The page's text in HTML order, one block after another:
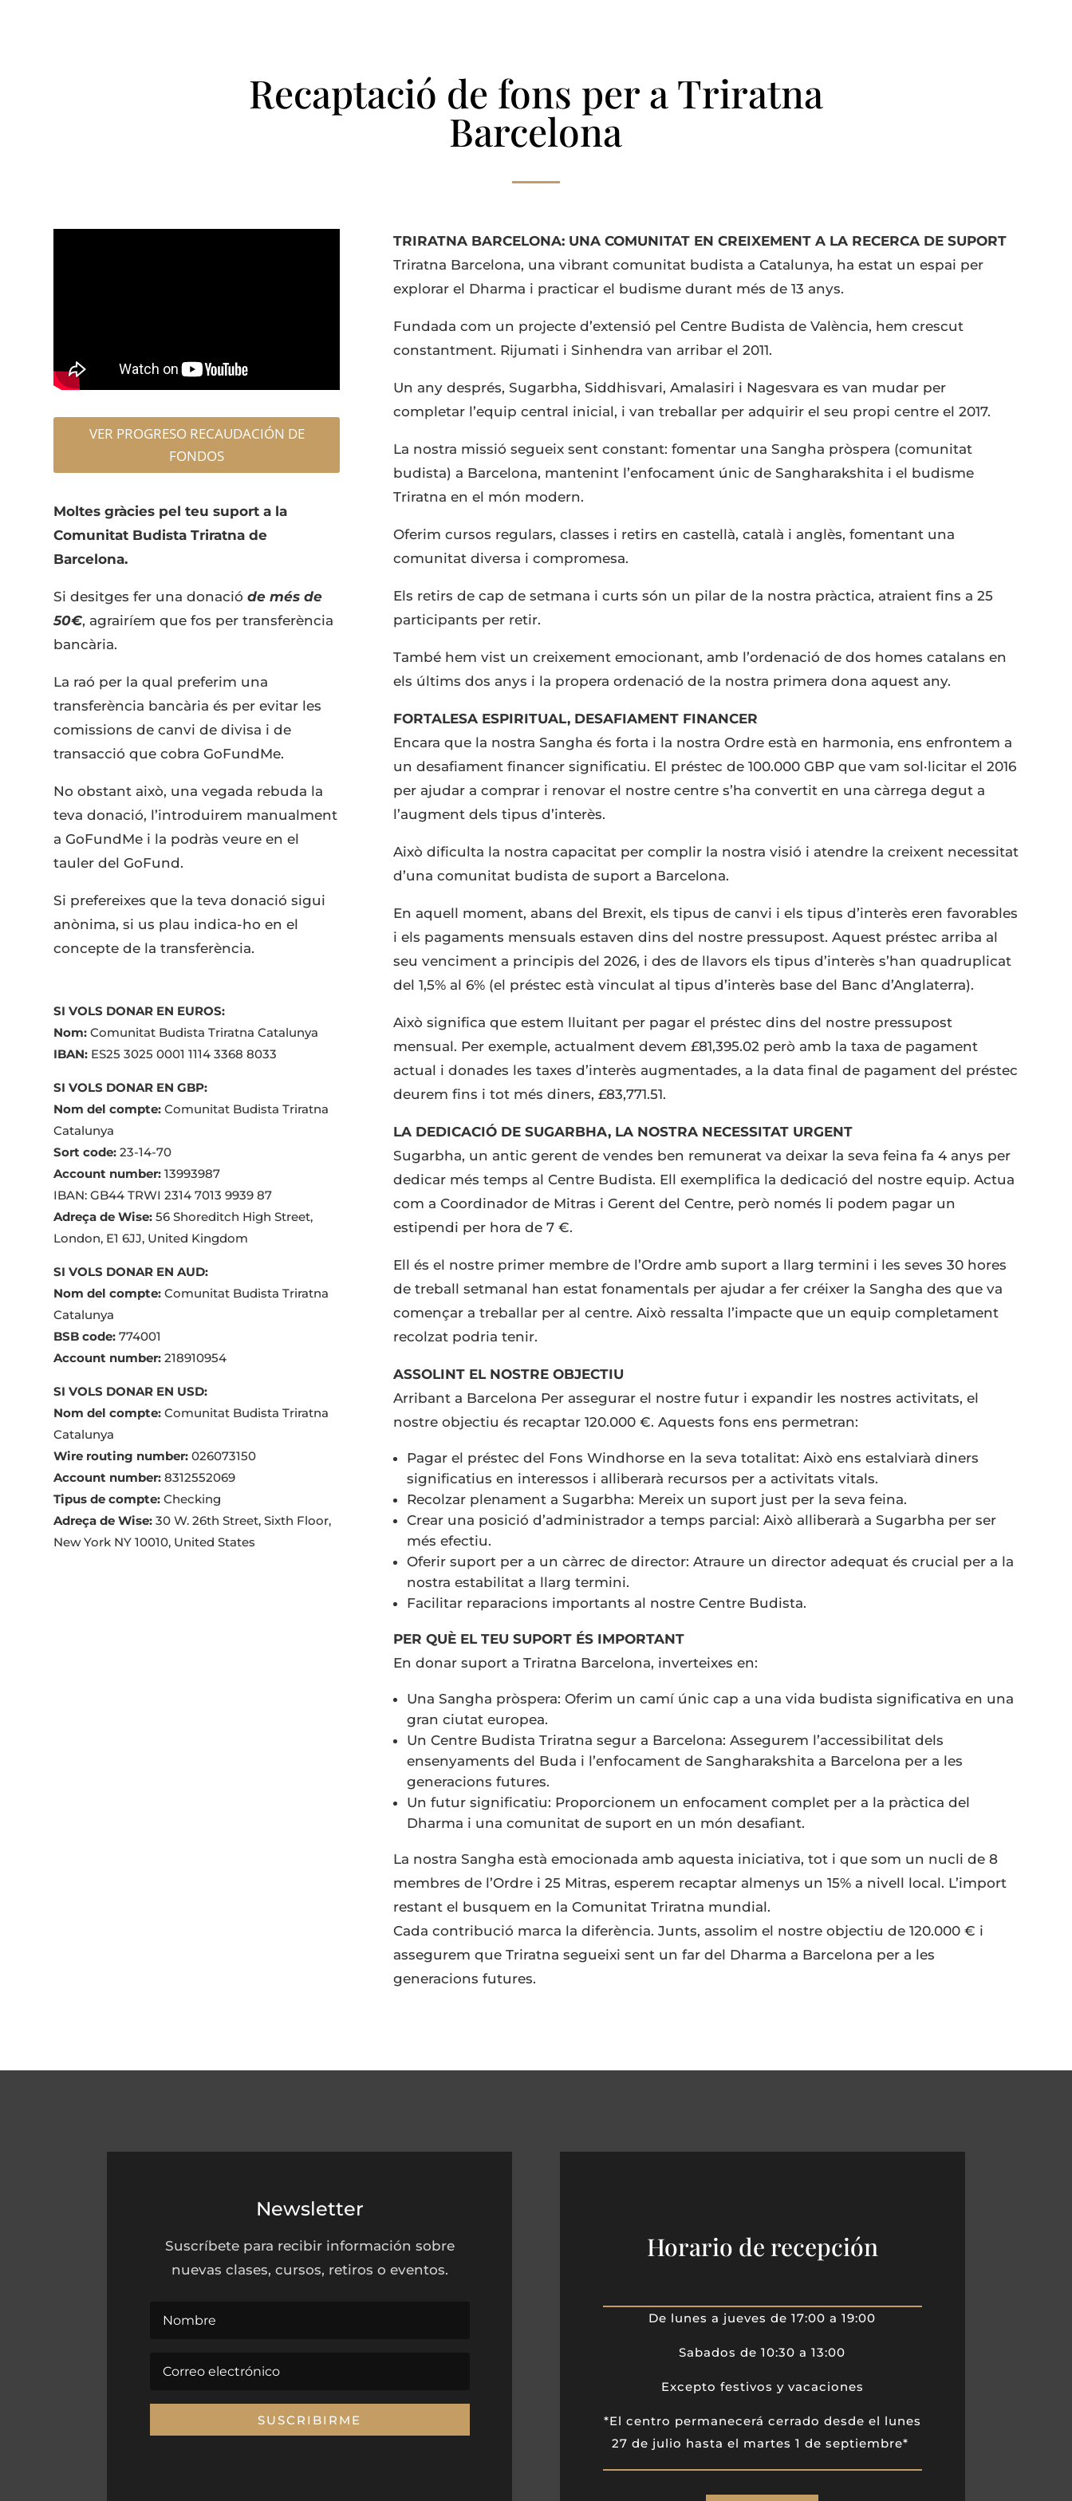
Recaptació de fons per a Triratna
Barcelona
VER PROGRESO RECAUDACIÓN DE
FONDOS
Moltes gràcies pel teu suport a la
Comunitat Budista Triratna de
Barcelona.
Si desitges fer una donacióde més de
50€, agrairíem que fos per transferència
bancària.
La raó per la qual preferim una
transferència bancària és per evitar les
comissions de canvi de divisa i de
transacció que cobra GoFundMe.
No obstant això, una vegada rebuda la
teva donació, l’introduirem manualment
a GoFundMe i la podràs veure en el
tauler del GoFund.
Si prefereixes que la teva donació sigui
anònima, si us plau indica-ho en el
concepte de la transferència.
SI VOLS DONAR EN EUROS:
Nom:Comunitat Budista Triratna Catalunya
IBAN: ES25 3025 0001 1114 3368 8033
SI VOLS DONAR EN GBP:
Nom del compte: Comunitat Budista Triratna
Catalunya
Sort code: 23-14-70
Account number: 13993987
IBAN: GB44 TRWI 2314 7013 9939 87
Adreça de Wise: 56 Shoreditch High Street,
London, E1 6JJ, United Kingdom
SI VOLS DONAR EN AUD:
Nom del compte: Comunitat Budista Triratna
Catalunya
BSB code: 774001
Account number: 218910954
SI VOLS DONAR EN USD:
Nom del compte: Comunitat Budista Triratna
Catalunya
Wire routing number: 026073150
Account number: 8312552069
Tipus de compte: Checking
Adreça de Wise: 30 W. 26th Street, Sixth Floor,
New York NY 10010, United States
TRIRATNA BARCELONA: UNA COMUNITAT EN CREIXEMENT A LA RECERCA DE SUPORT
Triratna Barcelona, una vibrant comunitat budista a Catalunya, ha estat un espai per
explorar el Dharma i practicar el budisme durant més de 13 anys.
Fundada com un projecte d’extensió pel Centre Budista de València, hem crescut
constantment. Rijumati i Sinhendra van arribar el 2011.
Un any després, Sugarbha, Siddhisvari, Amalasiri i Nagesvara es van mudar per
completar l’equip central inicial, i van treballar per adquirir el seu propi centre el 2017.
La nostra missió segueix sent constant: fomentar una Sangha pròspera (comunitat
budista) a Barcelona, mantenint l’enfocament únic de Sangharakshita i el budisme
Triratna en el món modern.
Oferim cursos regulars, classes i retirs en castellà, català i anglès, fomentant una
comunitat diversa i compromesa.
Els retirs de cap de setmana i curts són un pilar de la nostra pràctica, atraient fins a 25
participants per retir.
També hem vist un creixement emocionant, amb l’ordenació de dos homes catalans en
els últims dos anys i la propera ordenació de la nostra primera dona aquest any.
FORTALESA ESPIRITUAL, DESAFIAMENT FINANCER
Encara que la nostra Sangha és forta i la nostra Ordre està en harmonia, ens enfrontem a
un desafiament financer significatiu. El préstec de 100.000 GBP que vam sol·licitar el 2016
per ajudar a comprar i renovar el nostre centre s’ha convertit en una càrrega degut a
l’augment dels tipus d’interès.
Això dificulta la nostra capacitat per complir la nostra visió i atendre la creixent necessitat
d’una comunitat budista de suport a Barcelona.
En aquell moment, abans del Brexit, els tipus de canvi i els tipus d’interès eren favorables
i els pagaments mensuals estaven dins del nostre pressupost. Aquest préstec arriba al
seu venciment a principis del 2026, i des de llavors els tipus d’interès s’han quadruplicat
del 1,5% al 6% (el préstec està vinculat al tipus d’interès base del Banc d’Anglaterra).
Això significa que estem lluitant per pagar el préstec dins del nostre pressupost
mensual. Per exemple, actualment devem £81,395.02 però amb la taxa de pagament
actual i donades les taxes d’interès augmentades, a la data final de pagament del préstec
deurem fins i tot més diners, £83,771.51.
LA DEDICACIÓ DE SUGARBHA, LA NOSTRA NECESSITAT URGENT
Sugarbha, un antic gerent de vendes ben remunerat va deixar la seva feina fa 4 anys per
dedicar més temps al Centre Budista. Ell exemplifica la dedicació del nostre equip. Actua
com a Coordinador de Mitras i Gerent del Centre, però només li podem pagar un
estipendi per hora de 7 €.
Ell és el nostre primer membre de l’Ordre amb suport a llarg termini i les seves 30 hores
de treball setmanal han estat fonamentals per ajudar a fer créixer la Sangha des que va
començar a treballar per al centre. Això ressalta l’impacte que un equip completament
recolzat podria tenir.
ASSOLINT EL NOSTRE OBJECTIU
Arribant a Barcelona Per assegurar el nostre futur i expandir les nostres activitats, el
nostre objectiu és recaptar 120.000 €. Aquests fons ens permetran:
Pagar el préstec del Fons Windhorse en la seva totalitat: Això ens estalviarà diners
significatius en interessos i alliberarà recursos per a activitats vitals.
Recolzar plenament a Sugarbha: Mereix un suport just per la seva feina.
Crear una posició d’administrador a temps parcial: Això alliberarà a Sugarbha per ser
més efectiu.
Oferir suport per a un càrrec de director: Atraure un director adequat és crucial per a la
nostra estabilitat a llarg termini.
Facilitar reparacions importants al nostre Centre Budista.
PER QUÈ EL TEU SUPORT ÉS IMPORTANT
En donar suport a Triratna Barcelona, inverteixes en:
Una Sangha pròspera: Oferim un camí únic cap a una vida budista significativa en una
gran ciutat europea.
Un Centre Budista Triratna segur a Barcelona: Assegurem l’accessibilitat dels
ensenyaments del Buda i l’enfocament de Sangharakshita a Barcelona per a les
generacions futures.
Un futur significatiu: Proporcionem un enfocament complet per a la pràctica del
Dharma i una comunitat de suport en un món desafiant.
La nostra Sangha està emocionada amb aquesta iniciativa, tot i que som un nucli de 8
membres de l’Ordre i 25 Mitras, esperem recaptar almenys un 15% a nivell local. L’import
restant el busquem en la Comunitat Triratna mundial.
Cada contribució marca la diferència. Junts, assolim el nostre objectiu de 120.000 € i
assegurem que Triratna segueixi sent un far del Dharma a Barcelona per a les
generacions futures.
Newsletter
Suscríbete para recibir información sobre
nuevas clases, cursos, retiros o eventos.
SUSCRIBIRME
Horario de recepción
De lunes a jueves de 17:00 a 19:00
Sabados de 10:30 a 13:00
Excepto festivos y vacaciones
*El centro permanecerá cerrado desde el lunes
27 de julio hasta el martes 1 de septiembre*